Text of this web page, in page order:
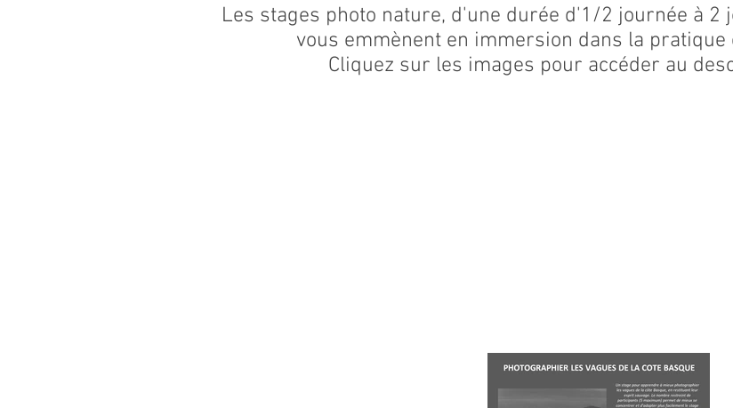
Les stages photo nature, d'une durée d'1/2 journée à 2
vous emmènent en immersion dans la pratique
Cliquez sur les images pour accéder au